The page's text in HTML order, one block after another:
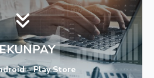
– Play Store